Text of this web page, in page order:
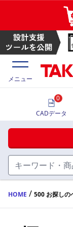
ハンド
FA・A
蝶番・
価格一覧
製品カ
メニュー
0
CADデータ
HOME / 500 お探しの